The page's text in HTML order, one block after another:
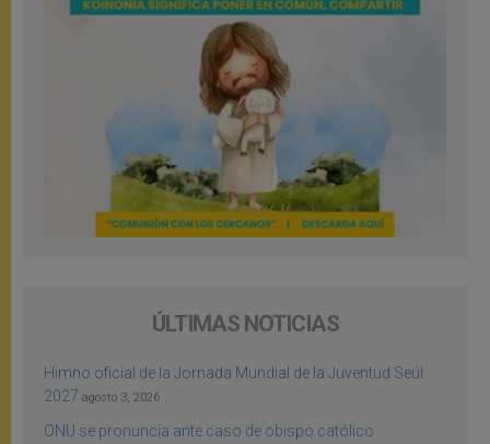
ÚLTIMAS NOTICIAS
Himno oficial de la Jornada Mundial de la Juventud Seúl
2027 agosto 3, 2026
ONU se pronuncia ante caso de obispo católico